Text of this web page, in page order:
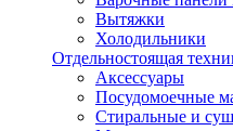
Вытяжки
Холодильники
Отдельностоящая
Аксессуары
Посудомоечные
Стиральные и